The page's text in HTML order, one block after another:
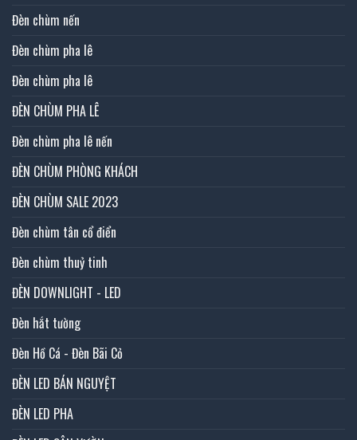
Đèn chùm nến
Đèn chùm pha lê
Đèn chùm pha lê
ĐÈN CHÙM PHA LÊ
Đèn chùm pha lê nến
ĐÈN CHÙM PHÒNG KHÁCH
ĐÈN CHÙM SALE 2023
Đèn chùm tân cổ điển
Đèn chùm thuỷ tinh
ĐÈN DOWNLIGHT - LED
Đèn hắt tường
Đèn Hồ Cá - Đèn Bãi Cỏ
ĐÈN LED BÁN NGUYỆT
ĐÈN LED PHA